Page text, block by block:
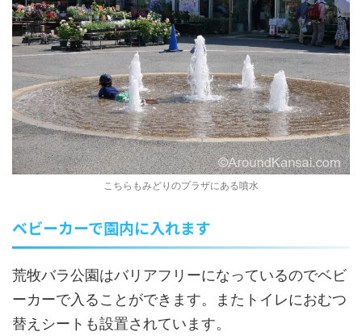
こちらもみどりのプラザにある噴水
ベビーカーで園内に入れます
荒牧バラ公園はバリアフリーになっているのでベビ
ーカーで入ることができます。またトイレにおむつ
替えシートも設置されています。